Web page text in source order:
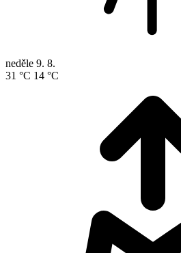
neděle 9. 8.
31 °C 14 °C